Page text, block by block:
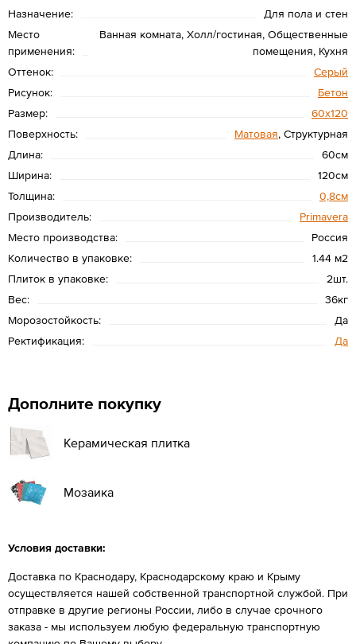
Назначение:
Для пола и стен
Место
применения:
Ванная комната, Холл/гостиная, Общественные
помещения, Кухня
Оттенок:
Серый
Рисунок:
Бетон
Размер:
60х120
Поверхность:
Матовая, Структурная
Длина:
60см
Ширина:
120см
Толщина:
0,8см
Производитель:
Primavera
Место производства:
Россия
Количество в упаковке:
1.44 м2
Плиток в упаковке:
2шт.
Вес:
36кг
Морозостойкость:
Да
Ректификация:
Да
Дополните покупку
Керамическая плитка
Мозаика
Условия доставки:
Доставка по Краснодару, Краснодарскому краю и Крыму
осуществляется нашей собственной транспортной службой. При
отправке в другие регионы России, либо в случае срочного
заказа - мы используем любую федеральную транспортную